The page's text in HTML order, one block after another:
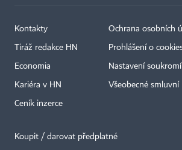
Kontakty
Tiráž redakce HN
Economia
Kariéra v HN
Ceník inzerce
Ochrana osobních
Prohlášení o
Nastavení soukromí
Všeobecné
Koupit / darovat předplatné